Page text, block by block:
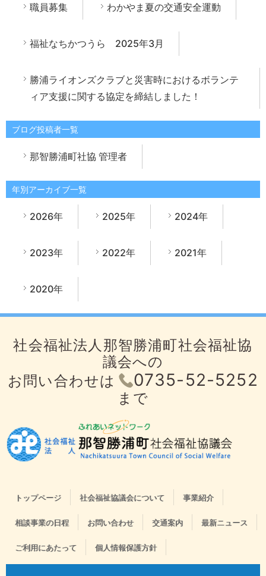
職員募集 わかやま夏の交通安全運動
福祉なちかつうら 2025年3月
勝浦ライオンズクラブと災害時におけるボランテ
ィア支援に関する協定を締結しました！
ブログ投稿者一覧
那智勝浦町社協 管理者
年別アーカイブ一覧
2026年 2025年 2024年
2023年 2022年 2021年
2020年
社会福祉法人那智勝浦町社会福祉協
議会への
お問い合わせは
0735-52-5252
まで
トップページ 社会福祉協議会について 事業紹介
相談事業の日程 お問い合わせ 交通案内 最新ニュース
ご利用にあたって 個人情報保護方針